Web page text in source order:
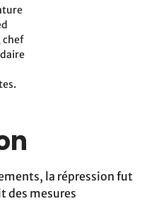
chef
la répression fut
des mesures